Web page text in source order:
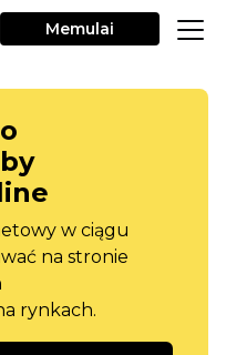
Memulai
w ciągu
na stronie
rynkach.